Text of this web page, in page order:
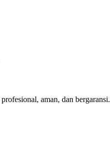
aman, dan bergaransi.